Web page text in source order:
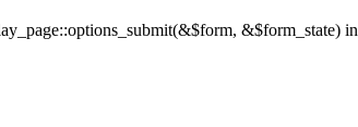
&$form_state) in